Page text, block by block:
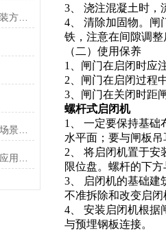
了解一下平面定轮钢制闸门的安装方法是什么吧
电动不锈钢闸门工作原理与应用场景解析
3、 浇注混凝土时，
4、 清除加固物。闸
铁，注意在间隙调
（二）使用保养
1、闸门在启闭时应
2、闸门在启闭过程
3、闸门在关闭时距
螺杆式启闭机
1、 一定要保持基础
水平面；要与闸板
2、 将启闭机置于安
限位盘。螺杆的下
3、 启闭机的基础建
不准拆除和改变启
4、 安装启闭机根据
与预埋钢板连接。